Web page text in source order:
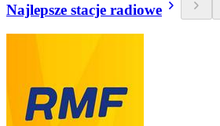
Najlepsze stacje radiowe